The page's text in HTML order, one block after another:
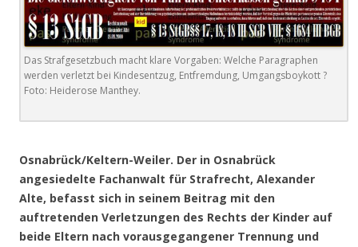
Das Strafgesetzbuch macht klare Vorgaben: Welche Paragraphen
werden verletzt bei Kindesentzug, Entfremdung, Umgangsboykott ?
Foto: Heiderose Manthey.
Osnabrück/Keltern-Weiler. Der in Osnabrück
angesiedelte Fachanwalt für Strafrecht, Alexander
Alte, befasst sich in seinem Beitrag mit den
auftretenden Verletzungen des Rechts der Kinder auf
beide Eltern nach vorausgegangener Trennung und